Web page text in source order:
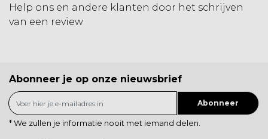
Help ons en andere klanten door het schrijven
van een review
Abonneer je op onze nieuwsbrief
Abonneer
* We zullen je informatie nooit met iemand delen.